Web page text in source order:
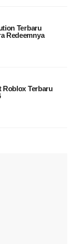
Terbaru
Redeemnya
Roblox Terbaru